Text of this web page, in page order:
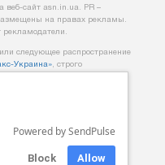
Powered by SendPulse
Block Allow
веб-сайт asn.іn.ua. PR –
на правах рекламы.
рекламодатели.
следующее распространение
Украина», строго